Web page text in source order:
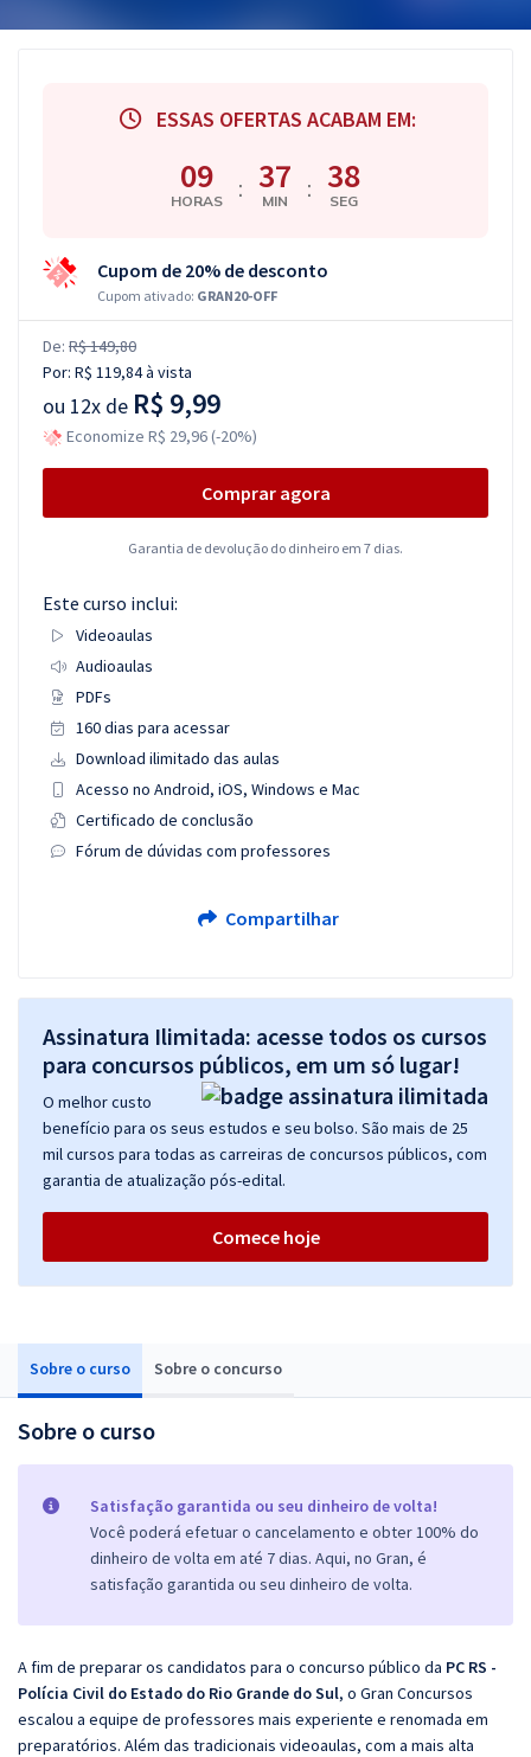
Sobre o curso Sobre o concurso
Sobre o curso
Satisfação garantida ou seu dinheiro de volta!
Você poderá efetuar o cancelamento e obter 100% do
dinheiro de volta em até 7 dias. Aqui, no Gran, é
satisfação garantida ou seu dinheiro de volta.
A fim de preparar os candidatos para o concurso público da PC RS -
Polícia Civil do Estado do Rio Grande do Sul, o Gran Concursos
escalou a equipe de professores mais experiente e renomada em
preparatórios. Além das tradicionais videoaulas, com a mais alta
ESSAS OFERTAS ACABAM EM:
09
HORAS : 37
MIN : 38
SEG
Cupom de 20% de desconto
Cupom ativado: GRAN20-OFF
De: R$ 149,80
Por: R$ 119,84à vista
ou 12x de R$ 9,99
Economize R$ 29,96 (-20%)
Comprar agora
Garantia de devolução do dinheiro em 7 dias.
Este curso inclui:
Videoaulas
Audioaulas
PDFs
160 dias para acessar
Download ilimitado das aulas
Acesso no Android, iOS, Windows e Mac
Certificado de conclusão
Fórum de dúvidas com professores
Compartilhar
Assinatura Ilimitada: acesse todos os cursos
para concursos públicos, em um só lugar!
O melhor custo
benefício para os seus estudos e seu bolso. São mais de 25
mil cursos para todas as carreiras de concursos públicos, com
garantia de atualização pós-edital.
Comece hoje